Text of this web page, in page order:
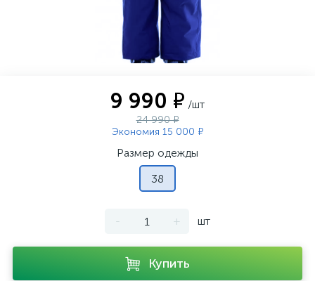
9 990 ₽ /шт
24 990 ₽
Экономия 15 000 ₽
Размер одежды
38
- + шт
Купить